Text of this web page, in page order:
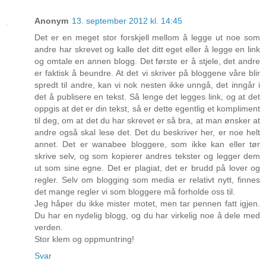
Anonym 13. september 2012 kl. 14:45
Det er en meget stor forskjell mellom å legge ut noe som
andre har skrevet og kalle det ditt eget eller å legge en link
og omtale en annen blogg. Det første er å stjele, det andre
er faktisk å beundre. At det vi skriver på bloggene våre blir
spredt til andre, kan vi nok nesten ikke unngå, det inngår i
det å publisere en tekst. Så lenge det legges link, og at det
oppgis at det er din tekst, så er dette egentlig et kompliment
til deg, om at det du har skrevet er så bra, at man ønsker at
andre også skal lese det. Det du beskriver her, er noe helt
annet. Det er wanabee bloggere, som ikke kan eller tør
skrive selv, og som kopierer andres tekster og legger dem
ut som sine egne. Det er plagiat, det er brudd på lover og
regler. Selv om blogging som media er relativt nytt, finnes
det mange regler vi som bloggere må forholde oss til.
Jeg håper du ikke mister motet, men tar pennen fatt igjen.
Du har en nydelig blogg, og du har virkelig noe å dele med
verden.
Stor klem og oppmuntring!
Svar